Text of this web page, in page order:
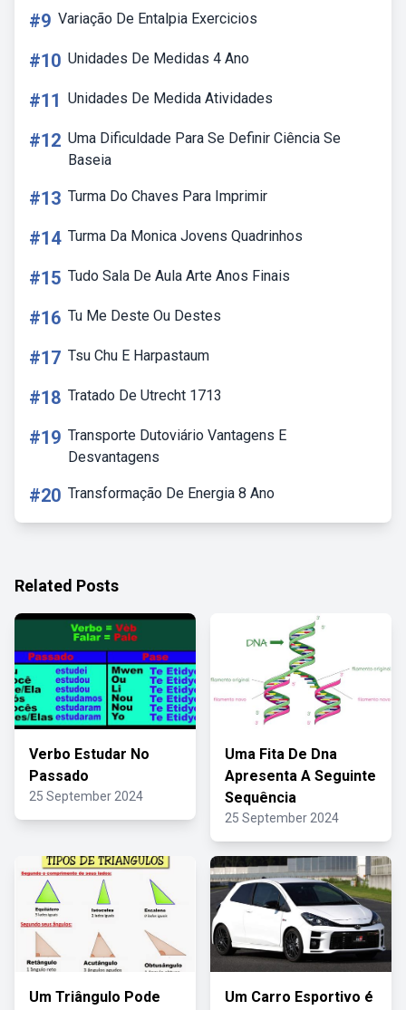
#9 Variação De Entalpia Exercicios
#10 Unidades De Medidas 4 Ano
#11 Unidades De Medida Atividades
#12 Uma Dificuldade Para Se Definir Ciência Se
Baseia
#13 Turma Do Chaves Para Imprimir
#14 Turma Da Monica Jovens Quadrinhos
#15 Tudo Sala De Aula Arte Anos Finais
#16 Tu Me Deste Ou Destes
#17 Tsu Chu E Harpastaum
#18 Tratado De Utrecht 1713
#19 Transporte Dutoviário Vantagens E
Desvantagens
#20 Transformação De Energia 8 Ano
Related Posts
Verbo Estudar No
Passado
25 September 2024
Uma Fita De Dna
Apresenta A Seguinte
Sequência
25 September 2024
Um Triângulo Pode Um Carro Esportivo é